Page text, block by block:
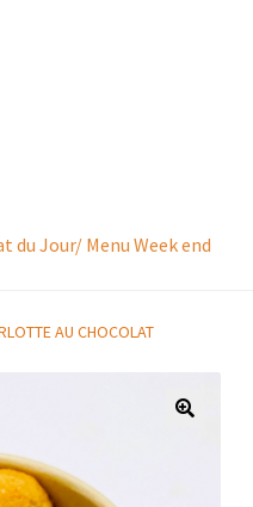
du Jour/ Menu Week end
AU CHOCOLAT